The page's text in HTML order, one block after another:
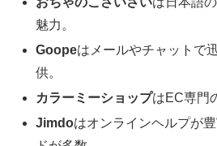
魅力。
Goopeはメールやチャットで
供。
カラーミーショップはEC専門
Jimdoはオンラインヘルプが